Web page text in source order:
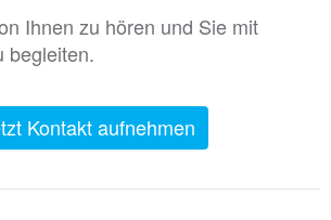
Ihnen zu hören und Sie mit
begleiten.
Kontakt aufnehmen